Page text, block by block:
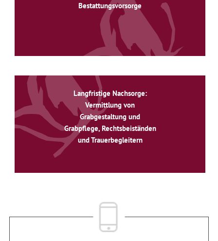
Bestattungsvorsorge
Langfristige Nachsorge:
Vermittlung von
Grabgestaltung und
Grabpflege, Rechtsbeiständen
und Trauerbegleitern